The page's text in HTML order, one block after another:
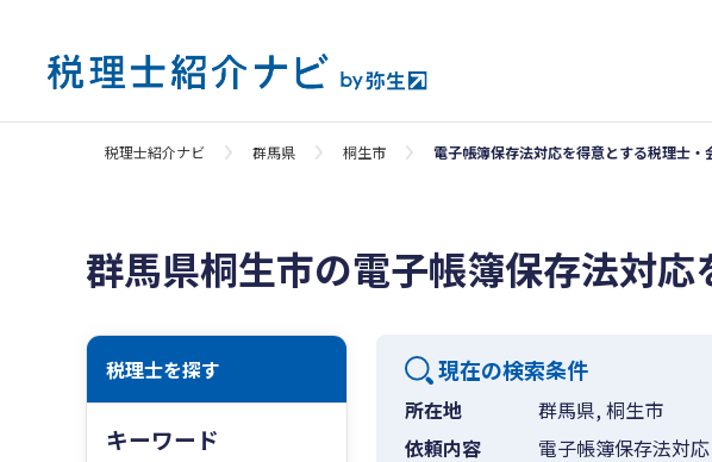
税理士紹介ナビ 群馬県 桐生市 電子帳簿保存法対応を得意とする税理士・
群馬県桐生市の電子帳簿保存法対
税理士を探す
キーワード
現在の検索条件
所在地
群馬県, 桐生市
依頼内容
電子帳簿保存法対応